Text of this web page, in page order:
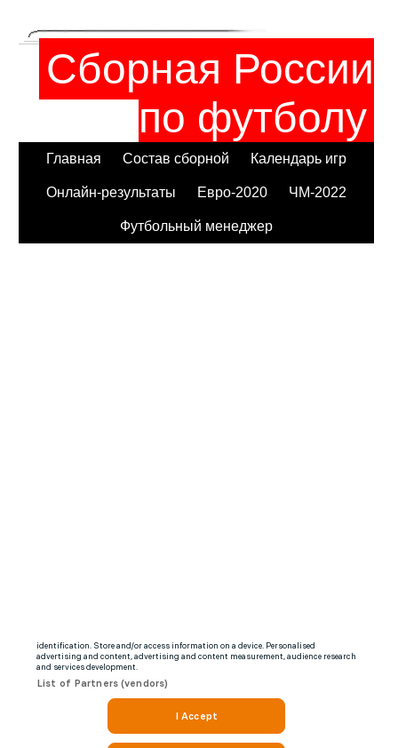
Сборная России
по футболу
Главная Состав сборной Календарь игр
Онлайн-результаты Евро-2020 ЧМ-2022
Футбольный менеджер